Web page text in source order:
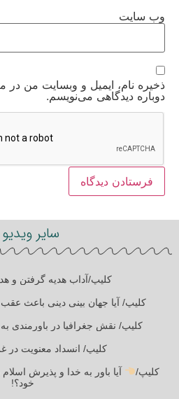
وب‌ سایت
ذخیره نام، ایمیل و وبسایت من در
دوباره دیدگاهی می‌نویسم.
سایر
کلیپ/آداب هدیه گرفتن و
کلیپ/ آیا جهان بینی دینی باعث
کلیپ/ نقش جغرافیا در باورمندی
کلیپ/ انسداد معنویت در
کلیپ/
آیا باور به خدا و پذیرش
خود؟!